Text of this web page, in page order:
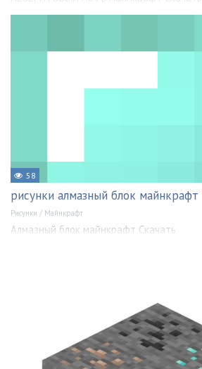
58
рисунки алмазный блок майнкрафт
Рисунки / Майнкрафт
Алмазный блок майнкрафт Скачать